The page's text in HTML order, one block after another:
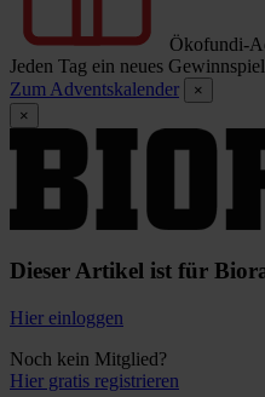
Ökofundi-
Jeden Tag ein neues
Zum Adventskalender
×
×
Dieser Artikel ist für
Hier einloggen
Noch kein Mitglied?
Hier gratis registrieren